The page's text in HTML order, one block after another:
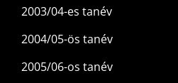
2003/04-es tanév
2004/05-ös tanév
2005/06-os tanév